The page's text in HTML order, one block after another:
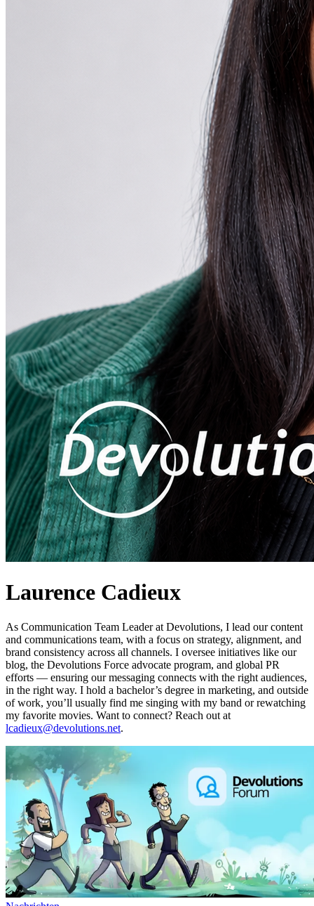
Laurence Cadieux
As Communication Team Leader at Devolutions, I lead our content
and communications team, with a focus on strategy, alignment, and
brand consistency across all channels. I oversee initiatives like our
blog, the Devolutions Force advocate program, and global PR
efforts — ensuring our messaging connects with the right audiences,
in the right way. I hold a bachelor’s degree in marketing, and outside
of work, you’ll usually find me singing with my band or rewatching
my favorite movies. Want to connect? Reach out at
lcadieux@devolutions.net.